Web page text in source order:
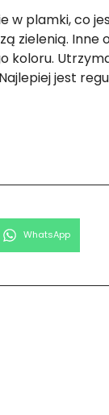
plamki, co
zielenią.
koloru.
jest
Share
WhatsApp